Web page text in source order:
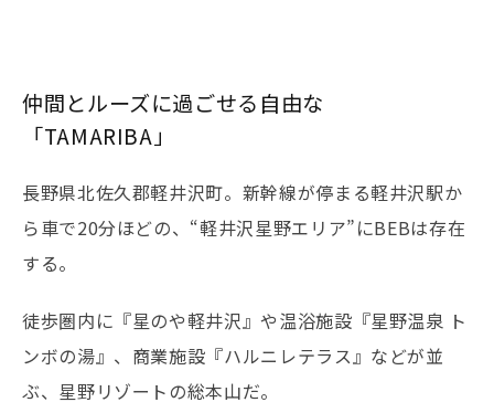
仲間とルーズに過ごせる自由な
「TAMARIBA」
長野県北佐久郡軽井沢町。新幹線が停まる軽井沢駅か
ら車で20分ほどの、“軽井沢星野エリア”にBEBは存在
する。
徒歩圏内に『星のや軽井沢』や温浴施設『星野温泉 ト
ンボの湯』、商業施設『ハルニレテラス』などが並
ぶ、星野リゾートの総本山だ。